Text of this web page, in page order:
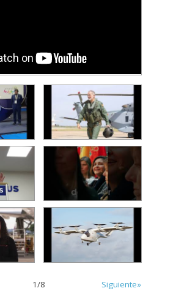
1/8
Siguiente»